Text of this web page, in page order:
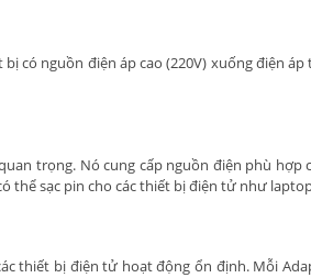
nguồn điện áp cao (220V) xuống điện
trọng. Nó cung cấp nguồn điện phù
sạc pin cho các thiết bị điện tử như
thiết bị điện tử hoạt động ổn định. Mỗi